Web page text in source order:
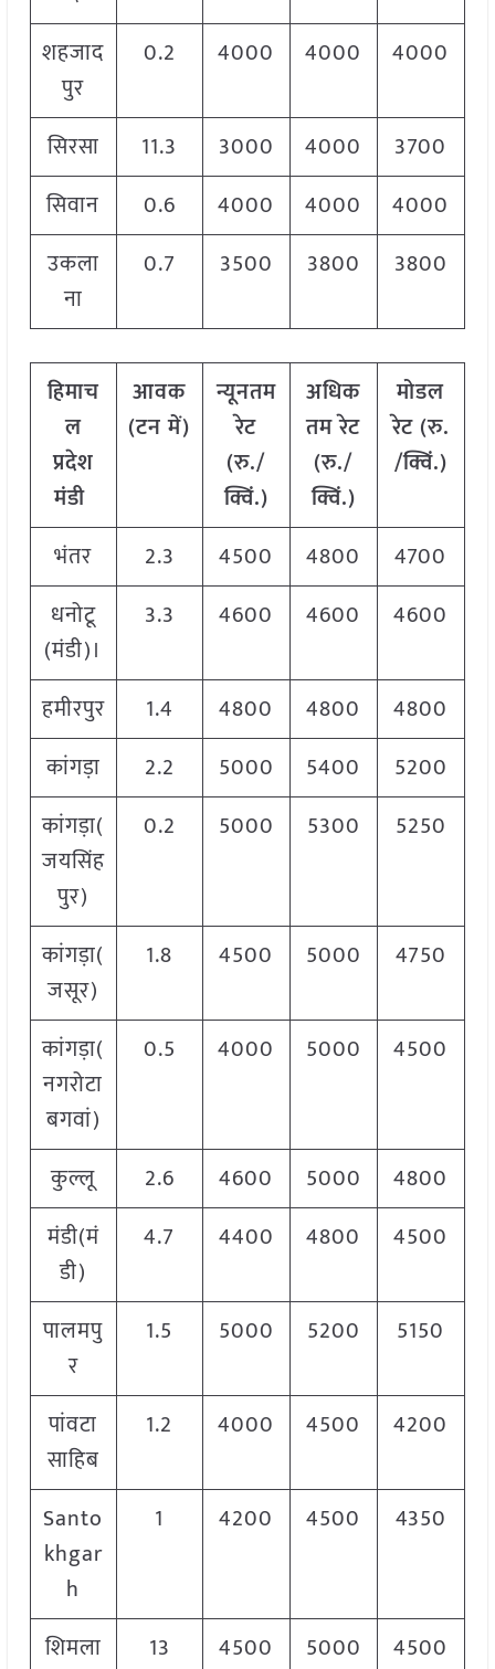
शहजाद
पुर
0.2 4000 4000 4000
सिरसा 11.3 3000 4000
3700
सिवान
0.6 4000 4000
4000
उकला
ना
0.7 3500 3800 3800
हिमाच
ल
प्रदेश
मंडी
आवक
(टन में)
न्यूनतम
रेट
(रु./
क्विं.)
अधिक
तम रेट
(रु./
क्विं.)
मोडल
रेट (रु.
/क्विं.)
भंतर 2.3 4500 4800
4700
धनोटू
(मंडी)।
3.3 4600 4600 4600
हमीरपुर 1.4 4800 4800
4800
कांगड़ा
2.2 5000 5400
5200
कांगड़ा(
जयसिंह
पुर)
0.2 5000 5300 5250
कांगड़ा(
जसूर)
1.8 4500 5000 4750
कांगड़ा(
नगरोटा
बगवां)
0.5 4000 5000 4500
कुल्लू 2.6 4600 5000
4800
मंडी(मं
डी)
4.7 4400 4800 4500
पालमपु
र
1.5 5000 5200 5150
पांवटा
साहिब
1.2 4000 4500 4200
Santo
khgar
h
1 4200 4500 4350
शिमला 13 4500 5000
4500